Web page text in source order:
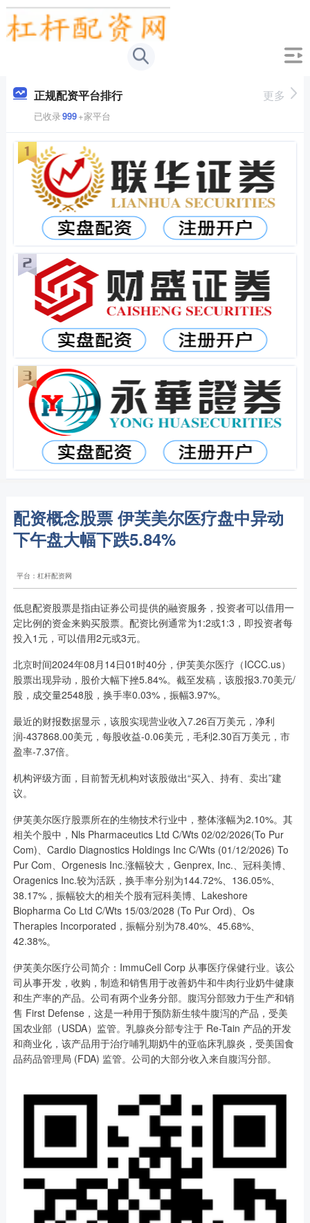
正规配资平台排行
已收录999+家平台
更多
配资概念股票 伊芙美尔医疗盘中异动
下午盘大幅下跌5.84%
平台：杠杆配资网
低息配资股票是指由证券公司提供的融资服务，投资者可以借用一
定比例的资金来购买股票。配资比例通常为1:2或1:3，即投资者每
投入1元，可以借用2元或3元。
北京时间2024年08月14日01时40分，伊芙美尔医疗（ICCC.us）
股票出现异动，股价大幅下挫5.84%。截至发稿，该股报3.70美元/
股，成交量2548股，换手率0.03%，振幅3.97%。
最近的财报数据显示，该股实现营业收入7.26百万美元，净利
润-437868.00美元，每股收益-0.06美元，毛利2.30百万美元，市
盈率-7.37倍。
机构评级方面，目前暂无机构对该股做出“买入、持有、卖出”建
议。
伊芙美尔医疗股票所在的生物技术行业中，整体涨幅为2.10%。其
相关个股中，Nls Pharmaceutics Ltd C/Wts 02/02/2026(To Pur
Com)、Cardio Diagnostics Holdings Inc C/Wts (01/12/2026) To
Pur Com、Orgenesis Inc.涨幅较大，Genprex, Inc.、冠科美博、
Oragenics Inc.较为活跃，换手率分别为144.72%、136.05%、
38.17%，振幅较大的相关个股有冠科美博、Lakeshore
Biopharma Co Ltd C/Wts 15/03/2028 (To Pur Ord)、Os
Therapies Incorporated，振幅分别为78.40%、45.68%、
42.38%。
伊芙美尔医疗公司简介：ImmuCell Corp 从事医疗保健行业。该公
司从事开发，收购，制造和销售用于改善奶牛和牛肉行业奶牛健康
和生产率的产品。公司有两个业务分部。腹泻分部致力于生产和销
售 First Defense，这是一种用于预防新生犊牛腹泻的产品，受美
国农业部（USDA）监管。乳腺炎分部专注于 Re-Tain 产品的开发
和商业化，该产品用于治疗哺乳期奶牛的亚临床乳腺炎，受美国食
品药品管理局 (FDA) 监管。公司的大部分收入来自腹泻分部。